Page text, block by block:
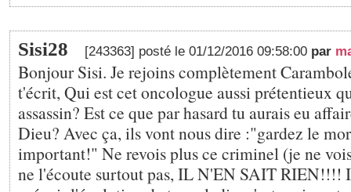
Sisi28 [243363] posté le 01/12/2016 09:58:00 par
Bonjour Sisi. Je rejoins complètement
t'écrit, Qui est cet oncologue aussi prétentieux
assassin? Est ce que par hasard tu aurais eu
Dieu? Avec ça, ils vont nous dire :"gardez le
important!" Ne revois plus ce criminel (je ne
ne l'écoute surtout pas, IL N'EN SAIT RIEN!!!!